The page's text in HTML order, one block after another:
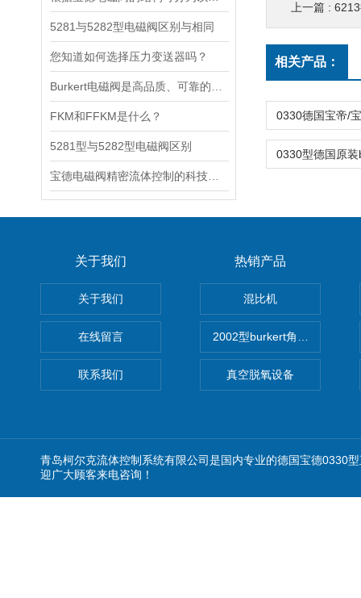
5281与5282型电磁阀区别与相同
您知道如何选择压力变送器吗？
FKM和FFKM是什么？
5281型与5282型电磁阀区别
上一篇 :
相关产品：
关于我们
关于我们
在线留言
联系我们
热销产品
混比机
2002型burkert角座阀
真空脱氧设备
青岛柯尔克流体控制系统有限公司是国内专业的德国宝德0330
迎广大顾客来电咨询！